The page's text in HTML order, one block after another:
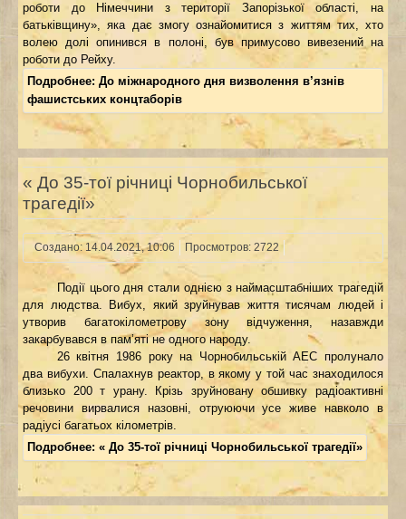
роботи до Німеччини з території Запорізької області, на
батьківщину», яка дає змогу ознайомитися з життям тих, хто
волею долі опинився в полоні, був примусово вивезений на
роботи до Рейху.
Подробнее: До міжнародного дня визволення в’язнів
фашистських концтаборів
« До 35-тої річниці Чорнобильської
трагедії»
Создано: 14.04.2021, 10:06 Просмотров: 2722
Події цього дня стали однією з наймасштабніших трагедій
для людства. Вибух, який зруйнував життя тисячам людей і
утворив багатокілометрову зону відчуження, назавжди
закарбувався в пам’яті не одного народу.
26 квітня 1986 року на Чорнобильській АЕС пролунало
два вибухи. Спалахнув реактор, в якому у той час знаходилося
близько 200 т урану. Крізь зруйновану обшивку радіоактивні
речовини вирвалися назовні, отруюючи усе живе навколо в
радіусі багатьох кілометрів.
Подробнее: « До 35-тої річниці Чорнобильської трагедії»